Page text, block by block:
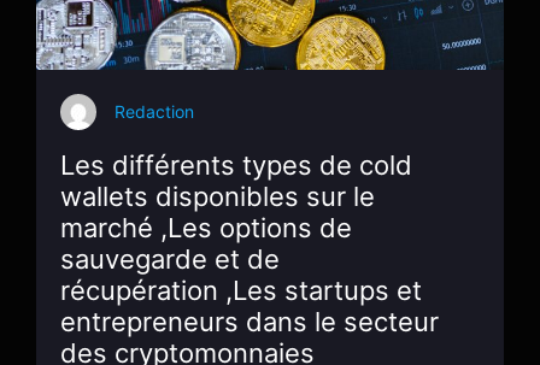
Redaction
Les différents types de cold
wallets disponibles sur le
marché ,Les options de
sauvegarde et de
récupération ,Les startups et
entrepreneurs dans le secteur
des cryptomonnaies